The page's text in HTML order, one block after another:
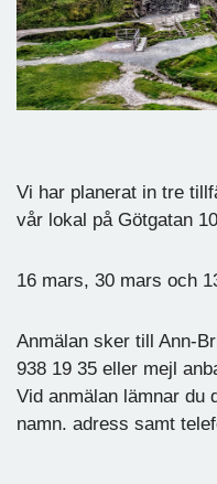
Vi har planerat in tre
vår lokal på Götgatan
16 mars, 30 mars och
Anmälan sker till Ann-
938 19 35 eller mejl
Vid anmälan lämnar du
namn. adress samt